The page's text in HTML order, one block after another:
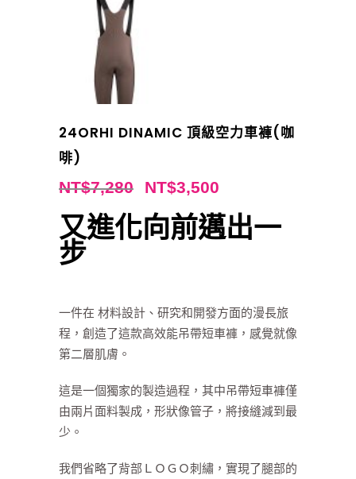
24ORHI DINAMIC 頂級空力車褲(咖
啡)
NT$7,280 NT$3,500
又進化向前邁出一
步
一件在 材料設計、研究和開發方面的漫長旅
程，創造了這款高效能吊帶短車褲，感覺就像
第二層肌膚。
這是一個獨家的製造過程，其中吊帶短車褲僅
由兩片面料製成，形狀像管子，將接縫減到最
少。
我們省略了背部ＬＯＧＯ刺繡，實現了腿部的